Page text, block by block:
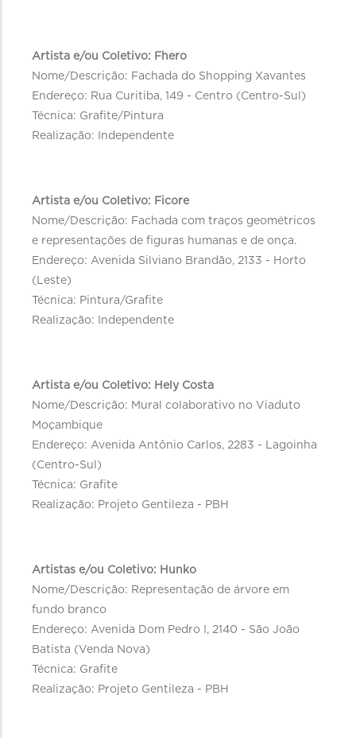
Artista e/ou Coletivo: Fhero
Nome/Descrição: Fachada do Shopping Xavantes
Endereço: Rua Curitiba, 149 - Centro (Centro-Sul)
Técnica: Grafite/Pintura
Realização: Independente
Artista e/ou Coletivo: Ficore
Nome/Descrição: Fachada com traços geométricos
e representações de figuras humanas e de onça.
Endereço: Avenida Silviano Brandão, 2133 - Horto
(Leste)
Técnica: Pintura/Grafite
Realização: Independente
Artista e/ou Coletivo: Hely Costa
Nome/Descrição: Mural colaborativo no Viaduto
Moçambique
Endereço: Avenida Antônio Carlos, 2283 - Lagoinha
(Centro-Sul)
Técnica: Grafite
Realização: Projeto Gentileza - PBH
Artistas e/ou Coletivo: Hunko
Nome/Descrição: Representação de árvore em
fundo branco
Endereço: Avenida Dom Pedro I, 2140 - São João
Batista (Venda Nova)
Técnica: Grafite
Realização: Projeto Gentileza - PBH